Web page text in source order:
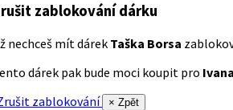
zablokování dárku
nechceš mít dárek Taška Borsa
dárek pak bude moci koupit pro
zablokování
× Zpět